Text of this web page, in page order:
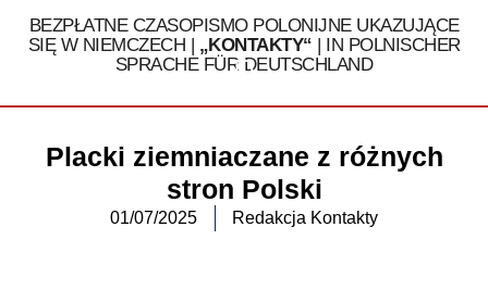
BEZPŁATNE CZASOPISMO POLONIJNE UKAZUJĄCE
SIĘ W NIEMCZECH | „KONTAKTY“ | IN POLNISCHER
SPRACHE FÜR DEUTSCHLAND
Tel. 030 / 324 16 32
Placki ziemniaczane z różnych
stron Polski
01/07/2025 Redakcja Kontakty